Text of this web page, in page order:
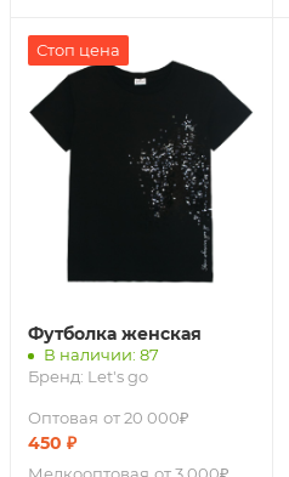
Стоп цена
Футболка женская
В наличии: 87
Бренд: Let's go
Оптовая от 20 000₽
450 ₽